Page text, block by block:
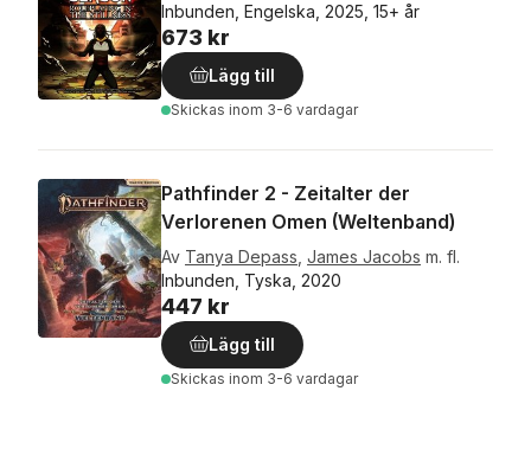
Inbunden, Engelska, 2025, 15+ år
673 kr
Lägg till
Skickas inom 3-6 vardagar
Pathfinder 2 - Zeitalter der
Verlorenen Omen (Weltenband)
Av Tanya Depass James Jacobs m. fl.
Inbunden, Tyska, 2020
447 kr
Lägg till
Skickas inom 3-6 vardagar